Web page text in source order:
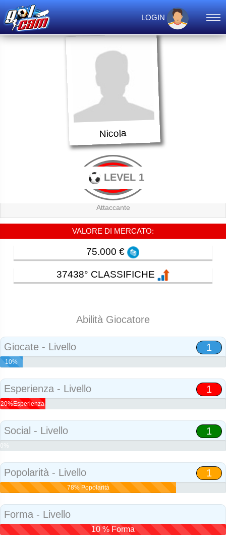
LOGIN
Nicola
LEVEL 1
Attaccante
VALORE DI MERCATO:
75.000 €
37438° CLASSIFICHE
Abilità Giocatore
Giocate - Livello 1
10%
Esperienza - Livello 1
20%Esperienza
Social - Livello 1
0%
Popolarità - Livello 1
78% Popolarità
Forma - Livello
10 % Forma